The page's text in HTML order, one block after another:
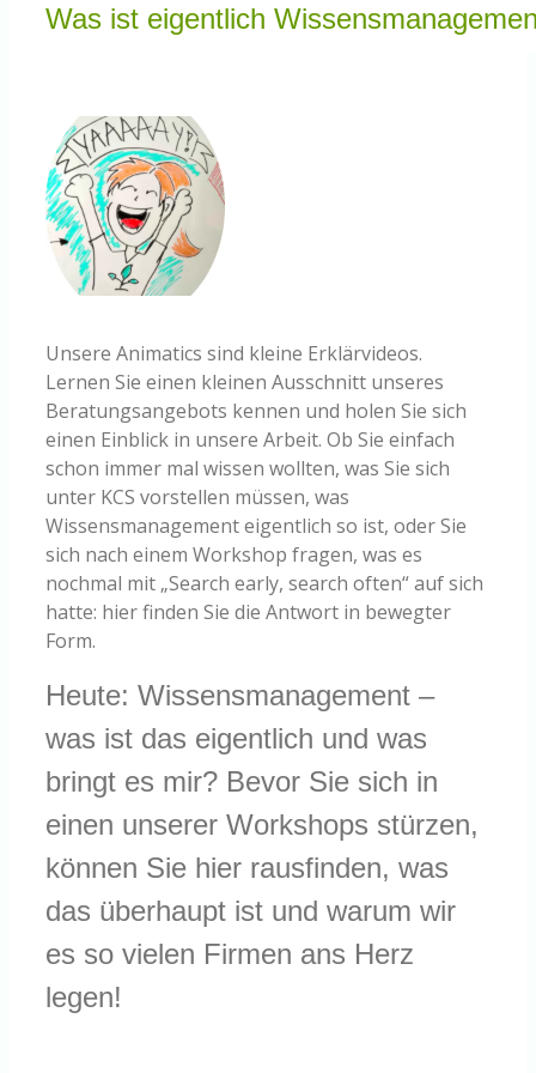
Knowledge Centered Service
Community
Shop
Was ist eigentlich
Unsere Animatics sind kleine Erklärvideos.
Lernen Sie einen kleinen Ausschnitt unseres
Beratungsangebots kennen und holen Sie sich
einen Einblick in unsere Arbeit. Ob Sie einfach
schon immer mal wissen wollten, was Sie sich
unter KCS vorstellen müssen, was
Wissensmanagement eigentlich so ist, oder Sie
sich nach einem Workshop fragen, was es
nochmal mit „Search early, search often“ auf sich
hatte: hier finden Sie die Antwort in bewegter
Form.
Heute: Wissensmanagement –
was ist das eigentlich und was
bringt es mir? Bevor Sie sich in
einen unserer Workshops stürzen,
können Sie hier rausfinden, was
das überhaupt ist und warum wir
es so vielen Firmen ans Herz
legen!